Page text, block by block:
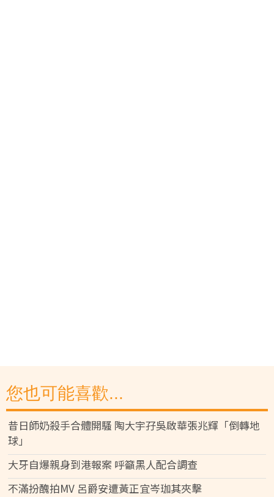
您也可能喜歡...
昔日師奶殺手合體開騷 陶大宇孖吳啟華張兆輝「倒轉地
球」
大牙自爆親身到港報案 呼籲黑人配合調查
不滿扮醜拍MV 呂爵安遭黃正宜岑珈其夾擊